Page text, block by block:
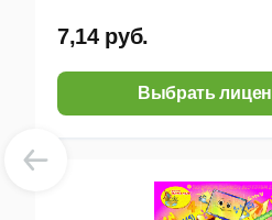
7,14 руб.
Выбрать